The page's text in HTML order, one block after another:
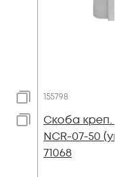
155798
Скоба креп.
NCR-07-50
71068